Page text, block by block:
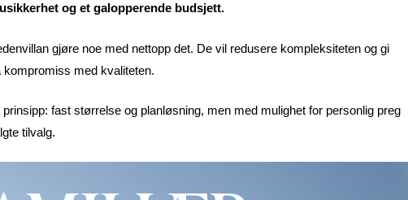
og et galopperende budsjett.
gjøre noe med nettopp det. De vil redusere kompleksiteten og gi
kompromiss med kvaliteten.
fast størrelse og planløsning, men med mulighet for personlig preg
tilvalg.